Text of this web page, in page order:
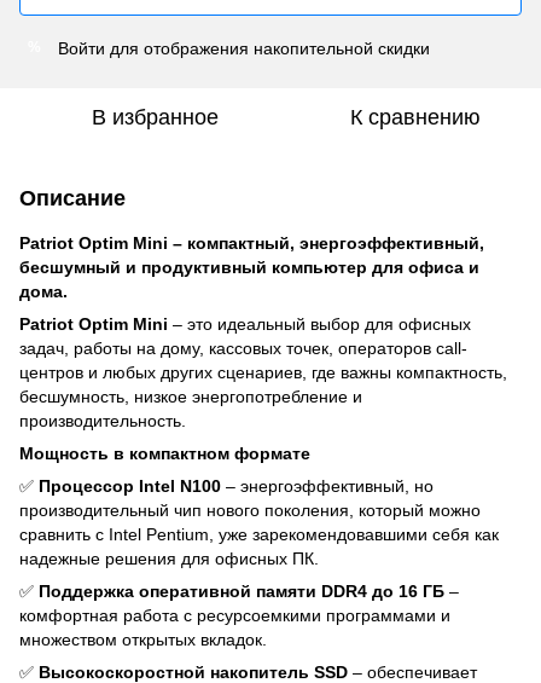
Войти для отображения накопительной скидки
В избранное К сравнению
Описание
Patriot Optim Mini – компактный, энергоэффективный,
бесшумный и продуктивный компьютер для офиса и
дома.
Patriot Optim Mini – это идеальный выбор для офисных
задач, работы на дому, кассовых точек, операторов call-
центров и любых других сценариев, где важны компактность,
бесшумность, низкое энергопотребление и
производительность.
Мощность в компактном формате
✅ Процессор Intel N100 – энергоэффективный, но
производительный чип нового поколения, который можно
сравнить с Intel Pentium, уже зарекомендовавшими себя как
надежные решения для офисных ПК.
✅ Поддержка оперативной памяти DDR4 до 16 ГБ –
комфортная работа с ресурсоемкими программами и
множеством открытых вкладок.
✅ Высокоскоростной накопитель SSD – обеспечивает